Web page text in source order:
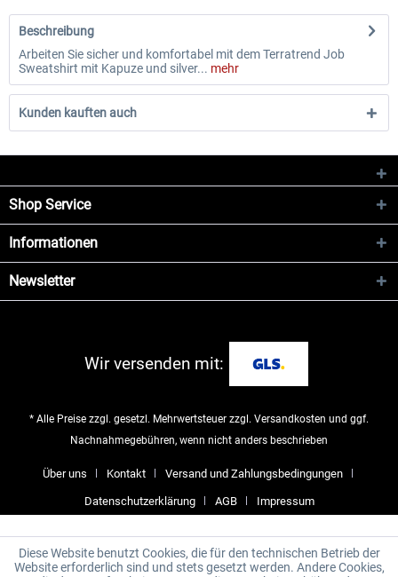
Beschreibung
Arbeiten Sie sicher und komfortabel mit dem Terratrend Job
Sweatshirt mit Kapuze und silver... mehr
Kunden kauften auch
Shop Service
Informationen
Newsletter
Wir versenden mit:
* Alle Preise zzgl. gesetzl. Mehrwertsteuer zzgl. Versandkosten und ggf.
Nachnahmegebühren, wenn nicht anders beschrieben
Über uns Kontakt Versand und Zahlungsbedingungen
Datenschutzerklärung AGB Impressum
Diese Website benutzt Cookies, die für den technischen Betrieb der
Website erforderlich sind und stets gesetzt werden. Andere Cookies,